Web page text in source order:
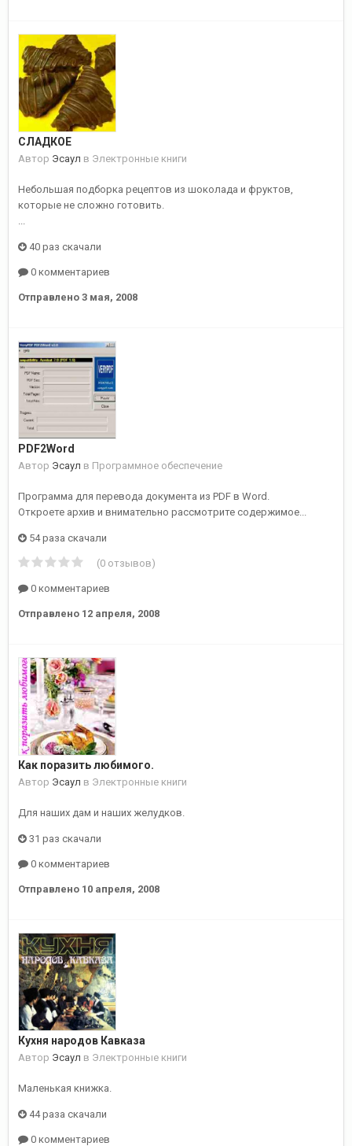
СЛАДКОЕ
Автор Эсаул в Электронные книги
Небольшая подборка рецептов из шоколада и фруктов,
которые не сложно готовить.
...
40 раз скачали
0 комментариев
Отправлено 3 мая, 2008
PDF2Word
Автор Эсаул в Программное обеспечение
Программа для перевода документа из PDF в Word.
Откроете архив и внимательно рассмотрите содержимое...
54 раза скачали
(0 отзывов)
0 комментариев
Отправлено 12 апреля, 2008
Как поразить любимого.
Автор Эсаул в Электронные книги
Для наших дам и наших желудков.
31 раз скачали
0 комментариев
Отправлено 10 апреля, 2008
Кухня народов Кавказа
Автор Эсаул в Электронные книги
Маленькая книжка.
44 раза скачали
0 комментариев